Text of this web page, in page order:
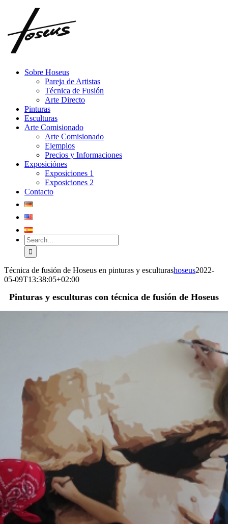
content
Sobre Hoseus
Pareja de Artistas
Técnica de Fusión
Arte Directo
Pinturas
Esculturas
Arte Comisionado
Arte Comisionado
Ejemplos
Precios y Informaciones
Exposiciónes
Exposiciones 1
Exposiciones 2
Contacto
Search
for:
Técnica de fusión de Hoseus en pinturas y esculturashoseus2022-
05-09T13:38:05+02:00
Pinturas y esculturas con técnica de fusión de Hoseus